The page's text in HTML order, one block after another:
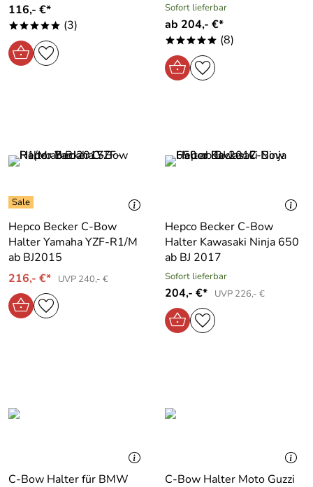
116,- €*
***** (3)
Sofort lieferbar
ab 204,- €*
***** (8)
Hepco Becker C-Bow
Halter Yamaha YZF-R1/M
ab BJ2015
216,- €*
UVP 240,- €
Hepco Becker C-Bow
Halter Kawasaki Ninja 650
ab BJ 2017
Sofort lieferbar
204,- €* UVP 226,- €
C-Bow Halter für BMW
C-Bow Halter Moto Guzzi